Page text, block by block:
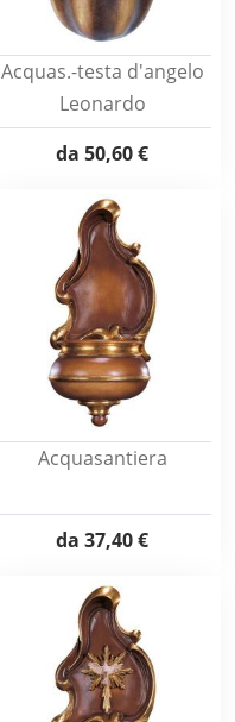
Acquas.-testa d'angelo
Leonardo
da 50,60 €
Acquasantiera
da 37,40 €